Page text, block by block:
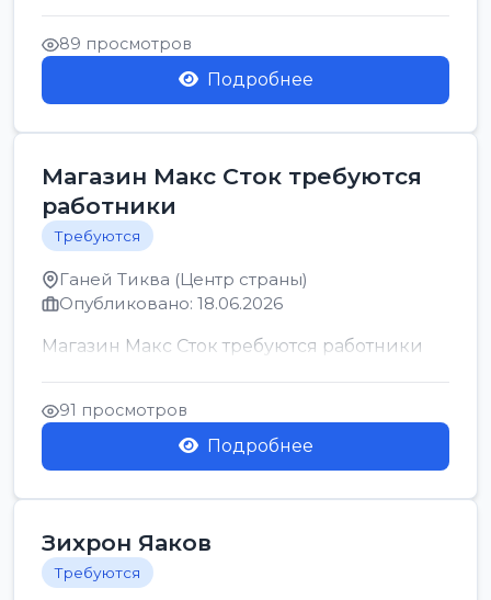
позицию возможна дом...
89 просмотров
Подробнее
Магазин Макс Сток требуются
работники
Требуются
Ганей Тиква (Центр страны)
Опубликовано: 18.06.2026
Магазин Макс Сток требуются работники
91 просмотров
Подробнее
Зихрон Яаков
Требуются